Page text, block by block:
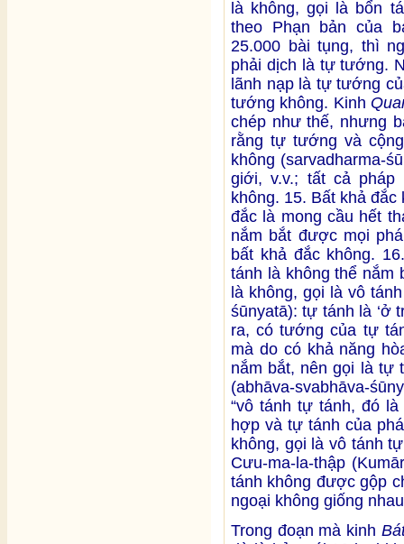
là không, gọi là bổn
theo Phạn bản của
25.000 bài tụng, thì
phải dịch là tự tướng.
lãnh nạp là tự tướng
tướng không. Kinh
chép như thế, nhưng
rằng tự tướng và
không (sarvadharma-
giới, v.v.; tất cả pháp
không. 15. Bất khả
đắc là mong cầu hết
nắm bắt được mọi
bất khả đắc không.
tánh là không thể nắm
là không, gọi là vô
śūnyatā): tự tánh là ‘ở
ra, có tướng của tự
mà do có khả năng
nắm bắt, nên gọi là tự
(abhāva-svabhāva-
“vô tánh tự tánh, đó
hợp và tự tánh của
không, gọi là vô tánh
Cưu-ma-la-thập
tánh không được gộp
ngoại không giống
Trong đoạn mà kinh